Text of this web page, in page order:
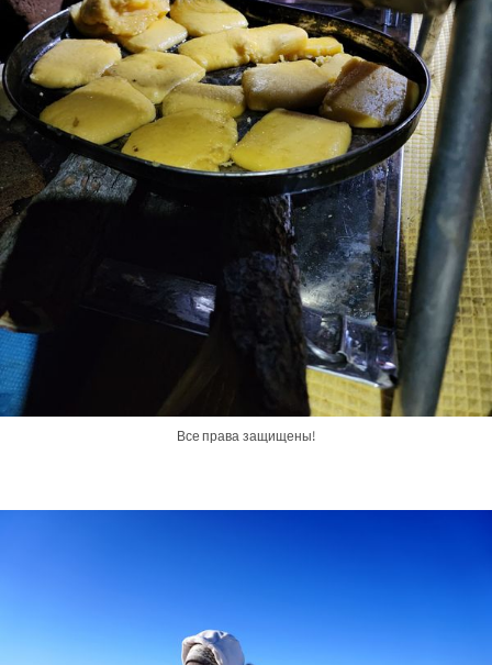
Все права защищены!